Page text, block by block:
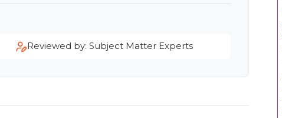
Reviewed by: Subject Matter Experts